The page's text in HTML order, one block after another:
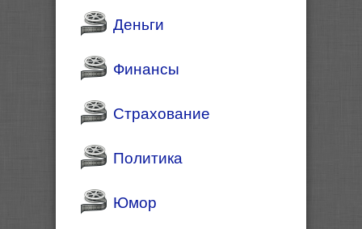
Деньги
Финансы
Страхование
Политика
Юмор